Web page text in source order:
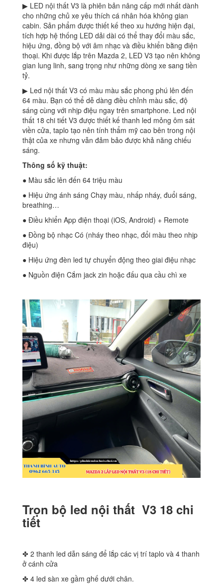
▶ LED nội thất V3 là phiên bản nâng cấp mới nhất dành
cho những chủ xe yêu thích cá nhân hóa không gian
cabin. Sản phẩm được thiết kế theo xu hướng hiện đại,
tích hợp hệ thống LED dải dài có thể thay đổi màu sắc,
hiệu ứng, đồng bộ với âm nhạc và điều khiển bằng điện
thoại. Khi được lắp trên Mazda 2, LED V3 tạo nên không
gian lung linh, sang trọng như những dòng xe sang tiền
tỷ.
▶ Led nội thất V3 có màu màu sắc phong phú lên đến
64 màu. Bạn có thể dễ dàng điều chỉnh màu sắc, độ
sáng cùng với nhịp điệu ngay trên smartphone. Led nội
thất 18 chi tiết V3 được thiết kế thanh led mỏng ôm sát
viền cửa, taplo tạo nên tính thẩm mỹ cao bên trong nội
thật của xe nhưng vẫn đảm bảo được khả năng chiếu
sáng.
Thông số kỹ thuật:
● Màu sắc lên đến 64 triệu màu
● Hiệu ứng ánh sáng Chạy màu, nhấp nháy, đuổi sáng,
breathing…
● Điều khiển App điện thoại (iOS, Android) + Remote
● Đồng bộ nhạc Có (nháy theo nhạc, đổi màu theo nhịp
điệu)
● Hiệu ứng đèn led tự chuyển động theo giai điệu nhạc
● Nguồn điện Cắm jack zin hoặc đấu qua cầu chì xe
Trọn bộ led nội thất V3 18 chi
tiết
✤ 2 thanh led dẫn sáng để lắp các vị trí taplo và 4 thanh
ở cánh cửa
✤ 4 led sàn xe gầm ghế dưới chân.